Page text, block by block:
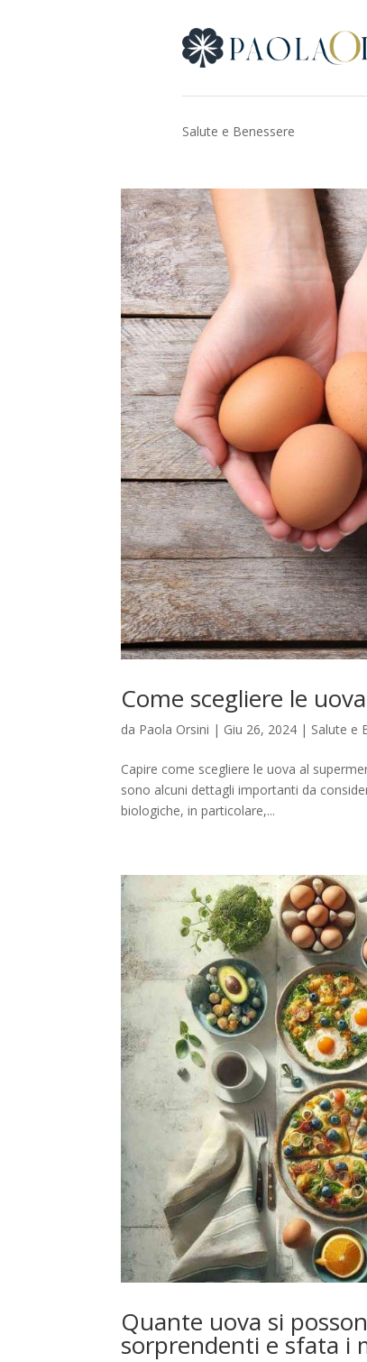
Salute e Benessere
Come scegliere le
da Paola Orsini | Giu 26, 2024 | Salute e
Capire come scegliere le uova al
sono alcuni dettagli importanti da
biologiche, in particolare,...
Quante uova si
sorprendenti e sfata i